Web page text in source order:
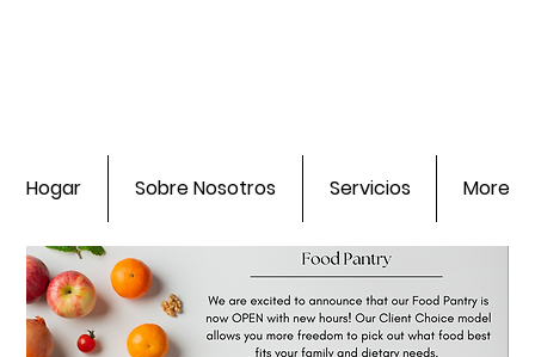
Hogar Sobre Nosotros Servicios More